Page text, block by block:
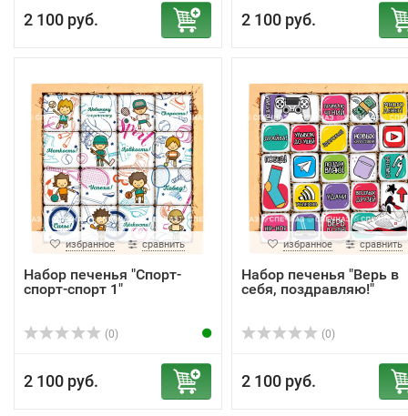
2 100 руб. 2 100 руб.
избранное сравнить
Набор печенья "Спорт-
спорт-спорт 1"
(0)
2 100 руб.
избранное сравнить
Набор печенья "Верь в
себя, поздравляю!"
(0)
2 100 руб.